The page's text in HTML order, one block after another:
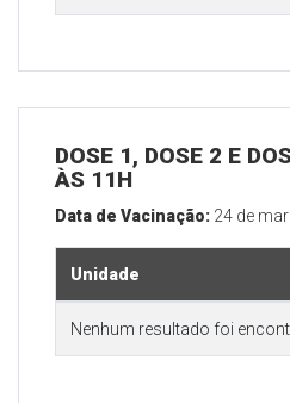
DOSE 1, DOSE 2 E
ÀS 11H
Data de Vacinação: 24 de
Unidade
Nenhum resultado foi